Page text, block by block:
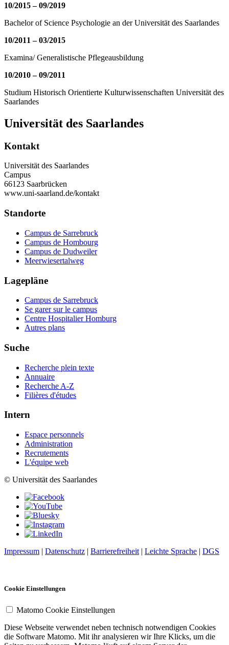
10/2015 – 09/2019
Bachelor of Science Psychologie an der Universität des Saarlandes
10/2011 – 03/2015
Examina/ Generalistische Pflegeausbildung
10/2010 – 09/2011
Studium Historisch Orientierte Kulturwissenschaften Universität des
Saarlandes
Universität des Saarlandes
Kontakt
Universität des Saarlandes
Campus
66123 Saarbrücken
www.uni-saarland.de/kontakt
Standorte
Campus de Sarrebruck
Campus de Hombourg
Campus de Dudweiler
Meerwiesertalweg
Lagepläne
Campus de Sarrebruck
Se garer sur le campus
Centre Hospitalier Homburg
Autres plans
Suche
Recherche plein texte
Annuaire
Recherche A-Z
Filières d'études
Intern
Espace personnels
Administration
Recrutements
L'équipe web
© Universität des Saarlandes
Impressum | Datenschutz | Barrierefreiheit | Leichte Sprache | DGS
Cookie Einstellungen
Matomo Cookie Einstellungen
Diese Webseite verwendet neben technisch notwendigen Cookies
die Software Matomo. Mit ihr analysieren wir Ihre Klicks, um die